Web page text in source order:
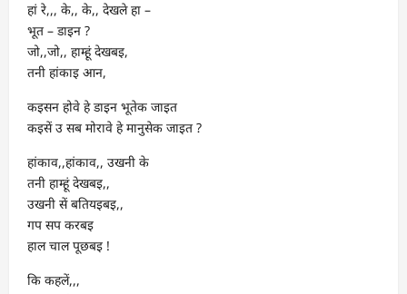
हां रे,,, के,, के,, देखले हा –
भूत – डाइन ?
जो,,जो,, हाम्हूं देखबइ,
तनी हांकाइ आन,
कइसन होवे हे डाइन भूतेक जाइत
कइसें उ सब मोरावे हे मानुसेक जाइत ?
हांकाव,,हांकाव,, उखनी के
तनी हाम्हूं देखबइ,,
उखनी सें बतियइबइ,,
गप सप करबइ
हाल चाल पूछबइ !
कि कहलें,,,